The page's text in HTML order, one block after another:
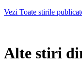
Vezi Toate stirile
Alte stiri